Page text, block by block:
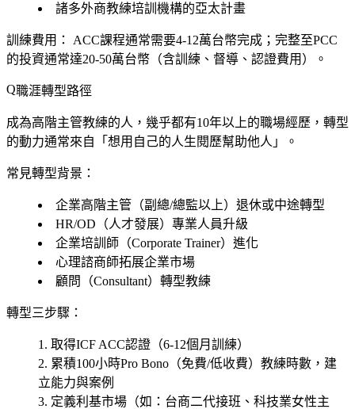
諸多外商教練培訓機構的亞太計畫
訓練費用：
ACC課程通常需要4-12萬台幣完成；完整至PCC
的投資通常達20-50萬台幣（含訓練、督導、認證費用）。
職涯轉型路徑
成為高階主管教練的人，幾乎都有10年以上的職場經歷，轉型
的動力通常來自「想用自己的人生閱歷幫助他人」。
常見轉型背景：
企業高階主管（副總/總監以上）退休或中途轉型
HR/OD（人才發展）專業人員升級
企業培訓師（Corporate Trainer）進化
心理諮商師拓展企業市場
顧問（Consultant）轉型教練
轉型三步驟：
取得ICF ACC認證（6-12個月訓練）
累積100小時Pro Bono（免費/低收費）教練時數，建
立能力與案例
定義利基市場（如：台商二代接班、科技業女性主